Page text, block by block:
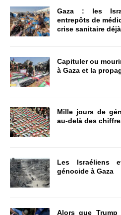
Gaza : les
entrepôts de
crise sanitaire
Capituler ou
à Gaza et la
Mille jours de
au-delà des
Les Israéliens
génocide à Gaza
Alors que